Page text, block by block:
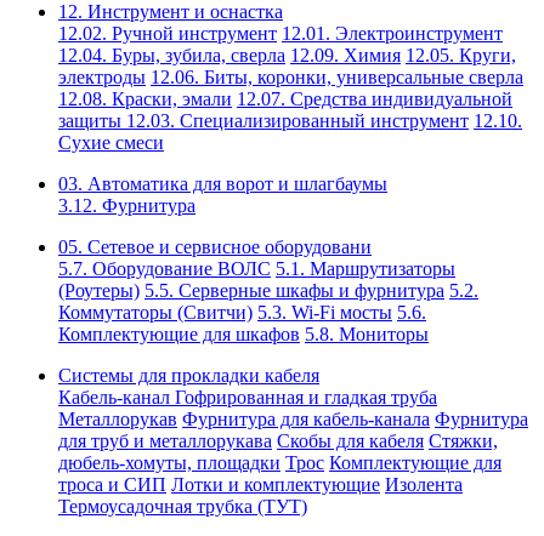
12. Инструмент и оснастка
12.02. Ручной инструмент 12.01. Электроинструмент
12.04. Буры, зубила, сверла 12.09. Химия 12.05. Круги,
электроды 12.06. Биты, коронки, универсальные сверла
12.08. Краски, эмали 12.07. Средства индивидуальной
защиты 12.03. Специализированный инструмент 12.10.
Сухие смеси
03. Автоматика для ворот и шлагбаумы
3.12. Фурнитура
05. Сетевое и сервисное оборудовани
5.7. Оборудование ВОЛС 5.1. Маршрутизаторы
(Роутеры) 5.5. Серверные шкафы и фурнитура 5.2.
Коммутаторы (Свитчи) 5.3. Wi-Fi мосты 5.6.
Комплектующие для шкафов 5.8. Мониторы
Системы для прокладки кабеля
Кабель-канал Гофрированная и гладкая труба
Металлорукав Фурнитура для кабель-канала Фурнитура
для труб и металлорукава Скобы для кабеля Стяжки,
дюбель-хомуты, площадки Трос Комплектующие для
троса и СИП Лотки и комплектующие Изолента
Термоусадочная трубка (ТУТ)